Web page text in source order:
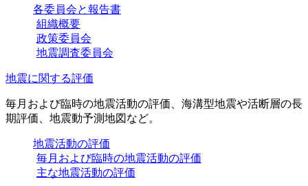
各委員会と報告書
組織概要
政策委員会
地震調査委員会
地震に関する評価
毎月および臨時の地震活動の評価、海溝型地震や活断層の長
期評価、地震動予測地図など。
地震活動の評価
毎月および臨時の地震活動の評価
主な地震活動の評価